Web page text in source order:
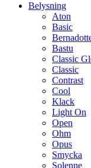
Belysning
Aton
Basic
Bastu
Classic
Classic
Contrast
Cool
Klack
Light On
Open
Ohm
Opus
Smycka
Solenne